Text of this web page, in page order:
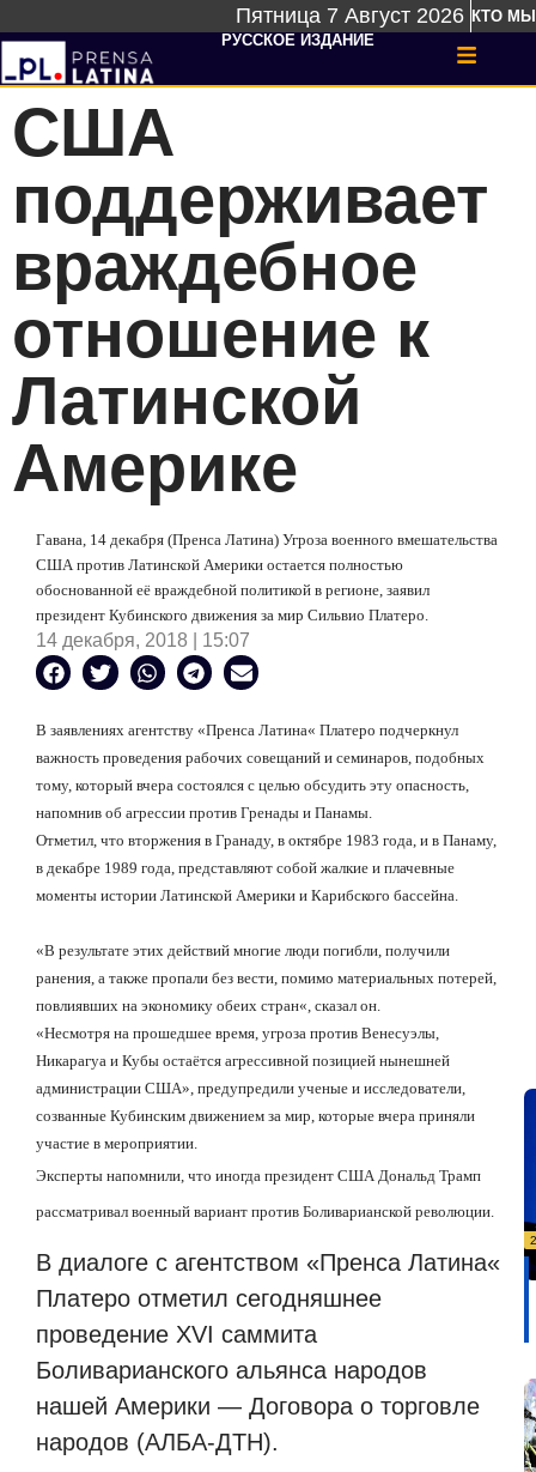
Пятница 7 Август 2026 КТО МЫ
РУССКОЕ ИЗДАНИЕ
США
поддерживает
враждебное
отношение к
Латинской
Америке
Гавана, 14 декабря (Пренса Латина) Угроза военного вмешательства
США против Латинской Америки остается полностью
обоснованной её враждебной политикой в регионе, заявил
президент Кубинского движения за мир Сильвио Платеро.
14 декабря, 2018 | 15:07
В заявлениях агентству «Пренса Латина« Платеро подчеркнул
важность проведения рабочих совещаний и семинаров, подобных
тому, который вчера состоялся с целью обсудить эту опасность,
напомнив об агрессии против Гренады и Панамы.
Отметил, что вторжения в Гранаду, в октябре 1983 года, и в Панаму,
в декабре 1989 года, представляют собой жалкие и плачевные
моменты истории Латинской Америки и Карибского бассейна.
«В результате этих действий многие люди погибли, получили
ранения, а также пропали без вести, помимо материальных потерей,
повлиявших на экономику обеих стран«, сказал он.
«Несмотря на прошедшее время, угроза против Венесуэлы,
Никарагуа и Кубы остаётся агрессивной позицией нынешней
администрации США», предупредили ученые и исследователи,
созванные Кубинским движением за мир, которые вчера приняли
участие в мероприятии.
Эксперты напомнили, что иногда президент США Дональд Трамп
рассматривал военный вариант против Боливарианской революции.
В диалоге с агентством «Пренса Латина«
Платеро отметил сегодняшнее
проведение XVI саммита
Боливарианского альянса народов
нашей Америки — Договора о торговле
народов (АЛБА-ДТН).